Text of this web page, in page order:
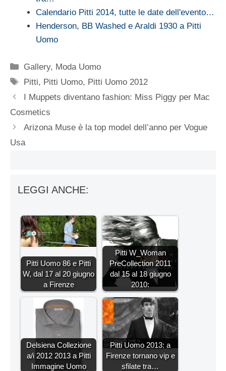
Calendario Pitti 2014, tutte le date dell'evento…
Henderson, BB Washed e Araldi 1930 a Pitti
Uomo
Categorie
Gallery, Moda Uomo
Tag
Pitti, Pitti Uomo, Pitti Uomo 2012
I Muppets diventano fashion: Miss Piggy per Mac
Cosmetics
Arizona Muse è la top model dell’anno per Vogue
Usa
LEGGI ANCHE:
Pitti Uomo 86 e Pitti
W, dal 17 al 20 giugno
a Firenze
Pitti W_Woman
PreCollection 2011
dal 15 al 18 giugno
2010:
Delsiena Collezione
a/i 2012 2013 a Pitti
Immagine Uomo
Pitti Uomo 2013: a
Firenze tornano vip e
sfilate tra…